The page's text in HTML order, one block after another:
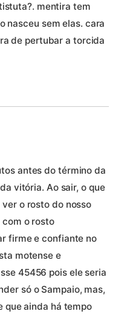
mentira tem
nasceu sem elas. cara
de pertubar a torcida
antes do término da
vitória. Ao sair, o que
o rosto do nosso
o rosto
firme e confiante no
motense e
45456 pois ele seria
só o Sampaio, mas,
que ainda há tempo